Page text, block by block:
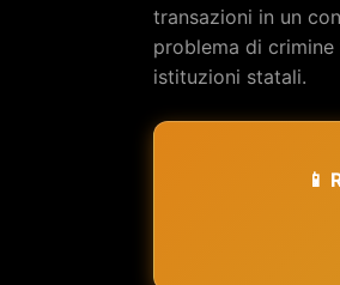
transazioni in un
problema di
istituzioni statali.
📱